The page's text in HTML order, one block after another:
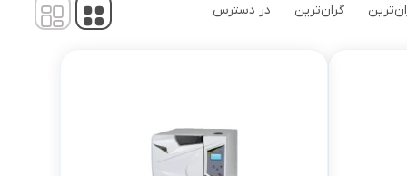
گران‌ترین در دسترس